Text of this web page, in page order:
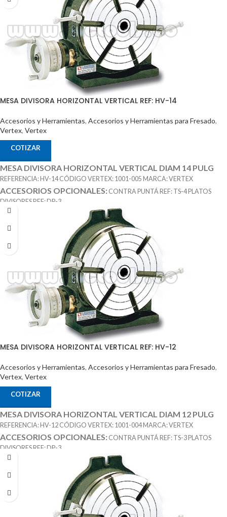
MESA DIVISORA HORIZONTAL VERTICAL REF: HV-14
Accesorios y Herramientas, Accesorios y Herramientas para Fresado,
Vertex, Vertex
COTIZAR
MESA DIVISORA HORIZONTAL VERTICAL DIAM 14 PULG
REFERENCIA: HV-14 CÓDIGO VERTEX: 1001-005 MARCA: VERTEX
ACCESORIOS OPCIONALES: CONTRA PUNTÁ REF: TS-4 PLATOS
DIVISORES REF: DP-3
MESA DIVISORA HORIZONTAL VERTICAL REF: HV-12
Accesorios y Herramientas, Accesorios y Herramientas para Fresado,
Vertex, Vertex
COTIZAR
MESA DIVISORA HORIZONTAL VERTICAL DIAM 12 PULG
REFERENCIA: HV-12 CÓDIGO VERTEX: 1001-004 MARCA: VERTEX
ACCESORIOS OPCIONALES: CONTRA PUNTÁ REF: TS-3 PLATOS
DIVISORES REF: DP-3